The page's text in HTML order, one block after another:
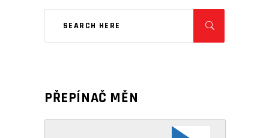
PŘEPÍNAČ MĚN